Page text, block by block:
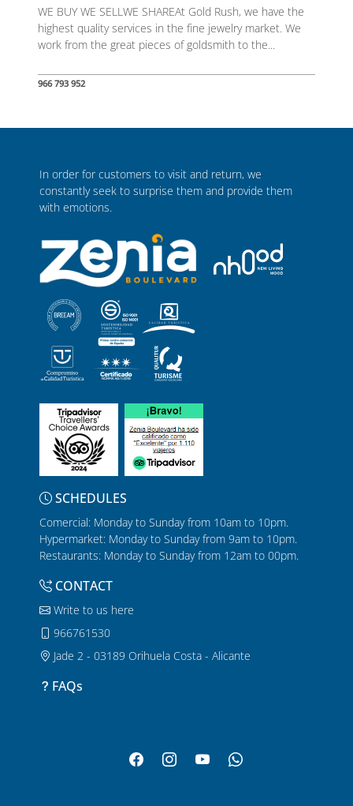
WE BUY WE SELLWE SHAREAt Gold Rush, we have the
highest quality services in the fine jewelry market. We
work from the great pieces of goldsmith to the...
966 793 952
In order for customers to visit and return, we
constantly seek to surprise them and provide them
with emotions.
SCHEDULES
Comercial: Monday to Sunday from 10am to 10pm.
Hypermarket: Monday to Sunday from 9am to 10pm.
Restaurants: Monday to Sunday from 12am to 00pm.
CONTACT
Write to us here
966761530
Jade 2 - 03189 Orihuela Costa - Alicante
FAQs